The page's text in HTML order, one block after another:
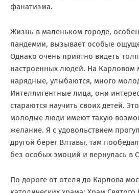
фанатизма.
Жизнь в маленьком городе,
пандемии, вызывает особые
Однако очень приятно видеть
настроенных людей. На Карловом
нарядные, улыбаются, много
Интеллигентные лица, они
стараются научить своих детей.
молодые люди имеют такую
желание. Я с удовольствием
другой берег Влтавы, там
без особых эмоций и вернулась в
По дороге от отеля до Карлова